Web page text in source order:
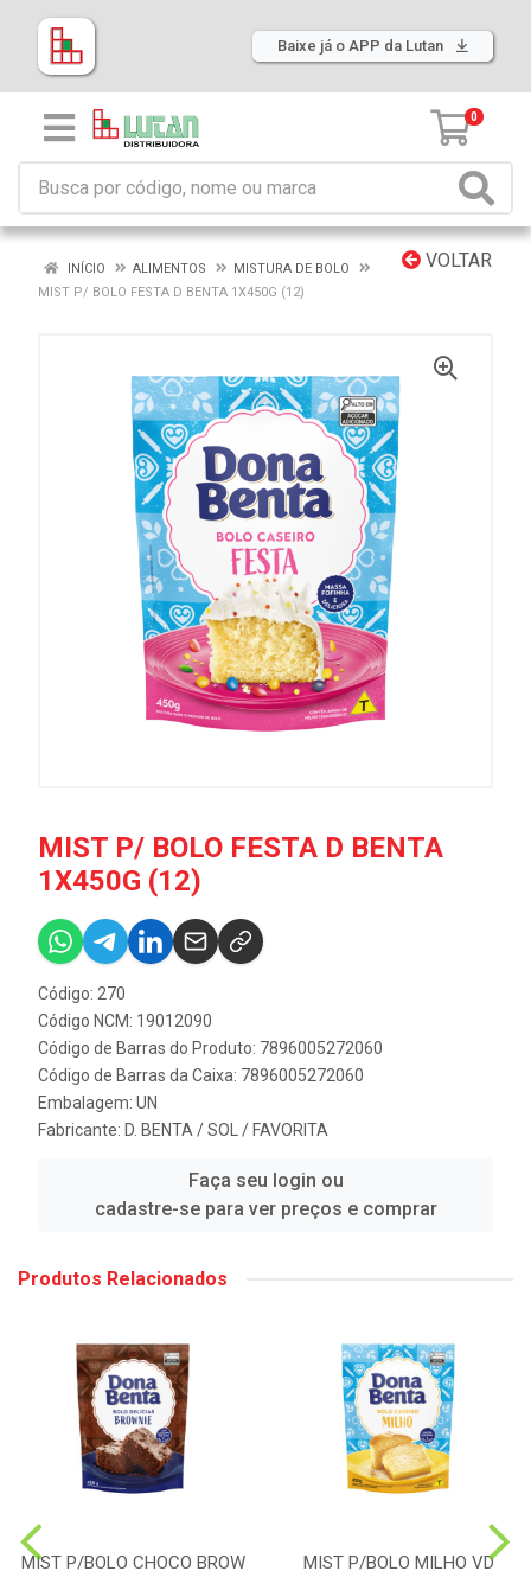
Baixe já o APP da Lutan
0
VOLTAR
INÍCIO ALIMENTOS
MISTURA DE BOLO
MIST P/ BOLO FESTA D BENTA 1X450G (12)
MIST P/ BOLO FESTA D BENTA
1X450G (12)
Código: 270
Código NCM: 19012090
Código de Barras do Produto: 7896005272060
Código de Barras da Caixa: 7896005272060
Embalagem: UN
Fabricante: D. BENTA / SOL / FAVORITA
Faça seu login ou
cadastre-se para ver preços e comprar
Produtos Relacionados
MIST P/BOLO CHOCO BROW
MIST P/BOLO MILHO VD